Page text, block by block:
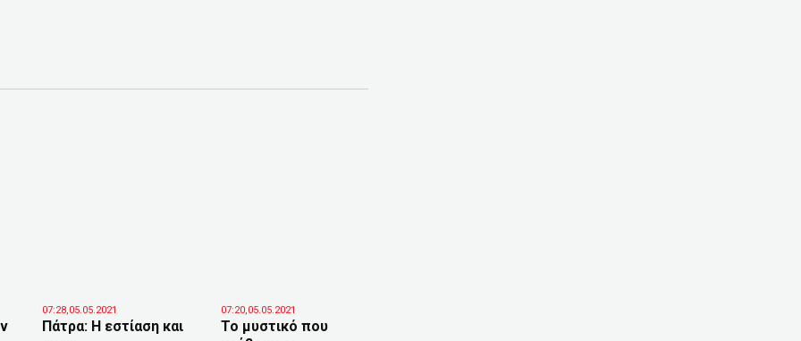
07:28,05.05.2021
Πάτρα: Η εστίαση και
07:20,05.05.2021
Το μυστικό που